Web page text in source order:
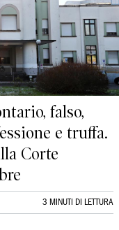
falso,
e truffa.
Corte
3 MINUTI DI LETTURA